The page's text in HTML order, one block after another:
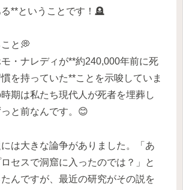
**ということです！🪦
と💭
・ナレディが**約240,000年前に死
を持っていた**ことを示唆していま
期は私たち現代人が死者を埋葬し
と前なんです。😊
は大きな論争がありました。「あ
セスで洞窟に入ったのでは？」と
んですが、最近の研究がその説を